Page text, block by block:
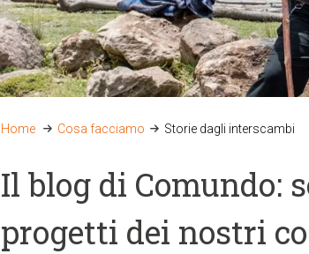
Home Cosa facciamo Storie dagli interscambi
Il blog di Comundo:
progetti dei nostri